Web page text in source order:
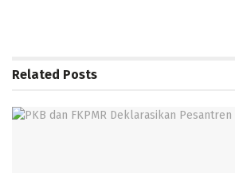
Related Posts